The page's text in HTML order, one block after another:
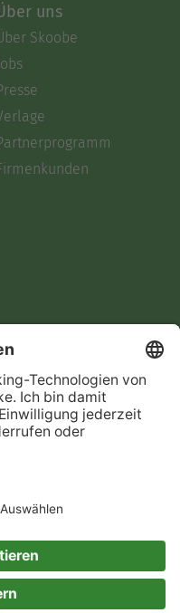
uns
Skoobe
Buch